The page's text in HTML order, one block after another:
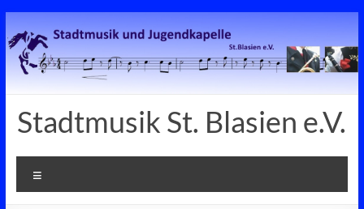
Inhalt
springen
Stadtmusik St. Blasien e.V.